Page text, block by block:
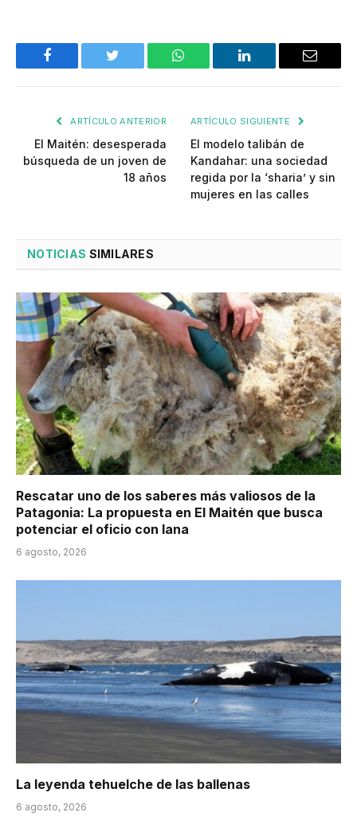
Facebook Twitter WhatsApp LinkedIn Email
ARTÍCULO ANTERIOR
El Maitén: desesperada
búsqueda de un joven de
18 años
ARTÍCULO SIGUIENTE
El modelo talibán de
Kandahar: una sociedad
regida por la ‘sharia’ y sin
mujeres en las calles
NOTICIAS SIMILARES
Rescatar uno de los saberes más valiosos de la
Patagonia: La propuesta en El Maitén que busca
potenciar el oficio con lana
6 agosto, 2026
La leyenda tehuelche de las ballenas
6 agosto, 2026